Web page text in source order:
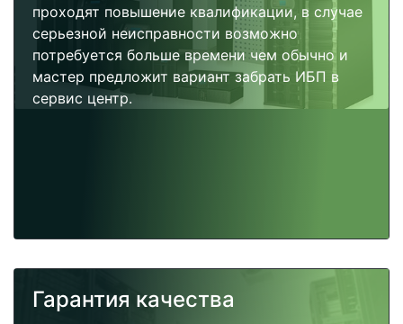
проходят повышение квалификации, в случае
серьезной неисправности возможно
потребуется больше времени чем обычно и
мастер предложит вариант забрать ИБП в
сервис центр.
Гарантия качества